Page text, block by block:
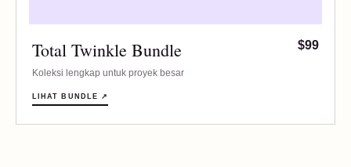
Total Twinkle Bundle
Koleksi lengkap untuk proyek besar
$99
LIHAT BUNDLE ↗